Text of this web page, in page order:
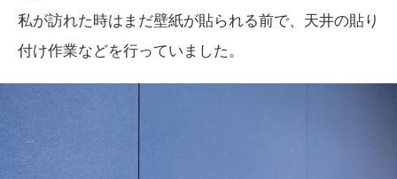
私が訪れた時はまだ壁紙が貼られる前で、天井の貼り
付け作業などを行っていました。